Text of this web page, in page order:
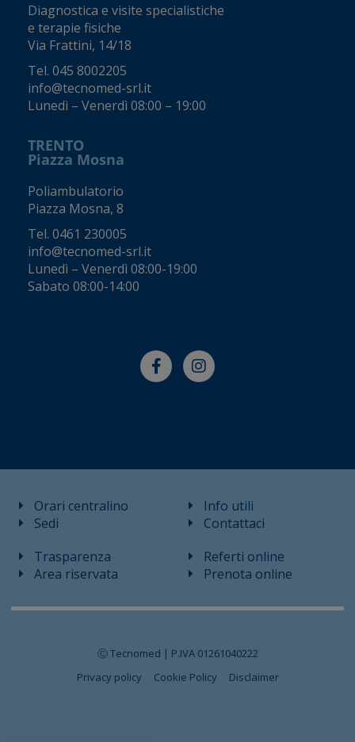
Diagnostica e visite specialistiche
e terapie fisiche
Via Frattini, 14/18
Tel. 045 8002205
info@tecnomed-srl.it
Lunedì – Venerdì 08:00 – 19:00
TRENTO
Piazza Mosna
Poliambulatorio
Piazza Mosna, 8
Tel. 0461 230005
info@tecnomed-srl.it
Lunedì – Venerdì 08:00-19:00
Sabato 08:00-14:00
Orari centralino
Sedi
Info utili
Contattaci
Trasparenza
Area riservata
Referti online
Prenota online
Ⓒ Tecnomed | P.IVA 01261040222
Privacy policy
Cookie Policy Disclaimer